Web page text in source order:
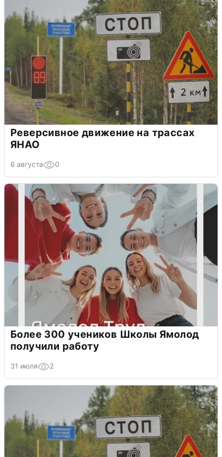
Реверсивное движение на трассах
ЯНАО
6 августа 0
Более 300 учеников Школы Ямолод
получили работу
31 июля 2